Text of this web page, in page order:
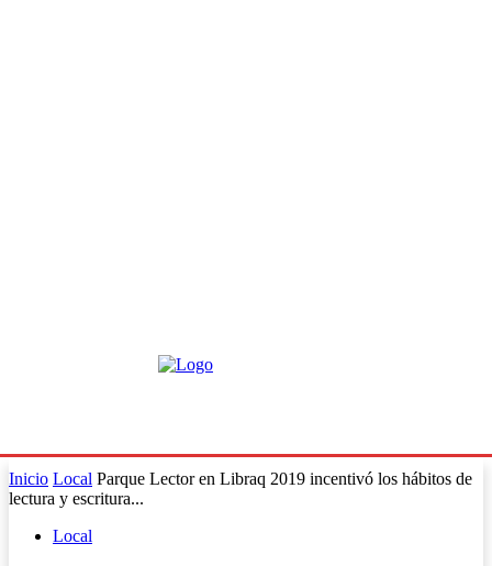
Inicio Local Parque Lector en Libraq 2019 incentivó los hábitos de
lectura y escritura...
Local